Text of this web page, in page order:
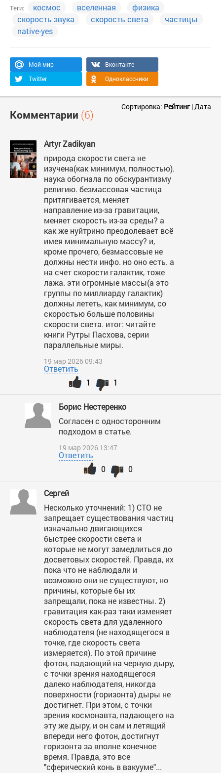
Теги: космос вселенная
физика
скорость звука
скорость света
частицы
native-yes
Мой мир
Вконтакте
Twitter
Одноклассники
Комментарии (6)
Сортировка: Рейтинг|Дата
Artyr Zadikyan
природа скорости света не
изучена(как минимум, полностью).
наука обогнала по обскурантизму
религию. безмассовая частица
притягивается, меняет
направление из-за гравитации,
меняет скорость из-за среды? а
как же нуйтрино преодолевает всё
имея минимальную массу? и,
кроме прочего, безмассовые не
должны нести инфо. но оно есть. а
на счет скорости галактик, тоже
лажа. эти огромные массы(а это
группы по миллиарду галактик)
должны лететь, как минимум, со
скоростью больше половины
скорости света. итог: читайте
книги Рутры Пасхова, серии
параллельные миры.
19 мар 2026 09:43
Ответить
1
1
Борис Нестеренко
Согласен с односторонним
подходом в статье.
19 мар 2026 13:47
Ответить
0
0
Сергей
Несколько уточнений: 1) СТО не
запрещает существования частиц
изначально двигающихся
быстрее скорости света и
которые не могут замедлиться до
досветовых скоростей. Правда, их
пока что не наблюдали и
возможно они не существуют, но
причины, которые бы их
запрещали, пока не известны. 2)
гравитация как-раз таки изменяет
скорость света для удаленного
наблюдателя (не находящегося в
точке, где скорость света
измеряется). По этой причине
фотон, падающий на черную дыру,
с точки зрения находящегося
далеко наблюдателя, никогда
поверхности (горизонта) дыры не
достигнет. При этом, с точки
зрения космонавта, падающего на
эту же дыру, и он сам и летящий
впереди него фотон, достигнут
горизонта за вполне конечное
время. Правда, это все
"сферический конь в вакууме"...